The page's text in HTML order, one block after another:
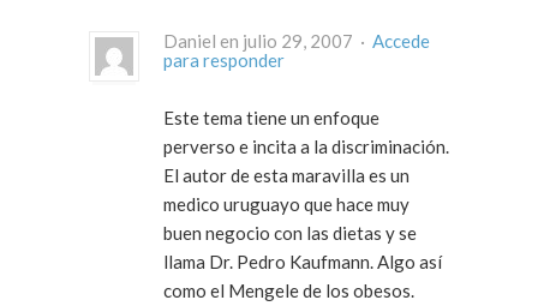
Daniel en julio 29, 2007 · Accede
para responder
Este tema tiene un enfoque
perverso e incita a la discriminación.
El autor de esta maravilla es un
medico uruguayo que hace muy
buen negocio con las dietas y se
llama Dr. Pedro Kaufmann. Algo así
como el Mengele de los obesos.